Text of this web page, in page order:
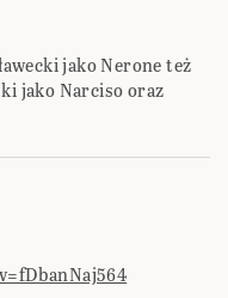
jako Nerone też
jako Narciso oraz